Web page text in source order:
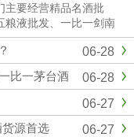
主要经营精品名酒批
粮液批发、一比一剑南
批发等。这些都是市场
于想要购买五粮液的人
是个......
06-28
06-28
比一茅台酒
06-27
06-27
源首选